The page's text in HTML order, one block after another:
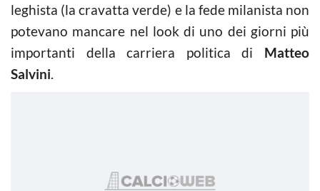
leghista (la cravatta verde) e la fede milanista non
potevano mancare nel look di uno dei giorni più
importanti della carriera politica di Matteo
Salvini.